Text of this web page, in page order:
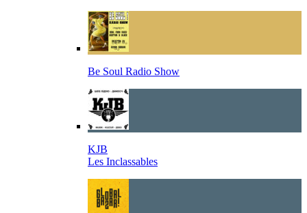
Be Soul Radio Show
KJB
Les Inclassables